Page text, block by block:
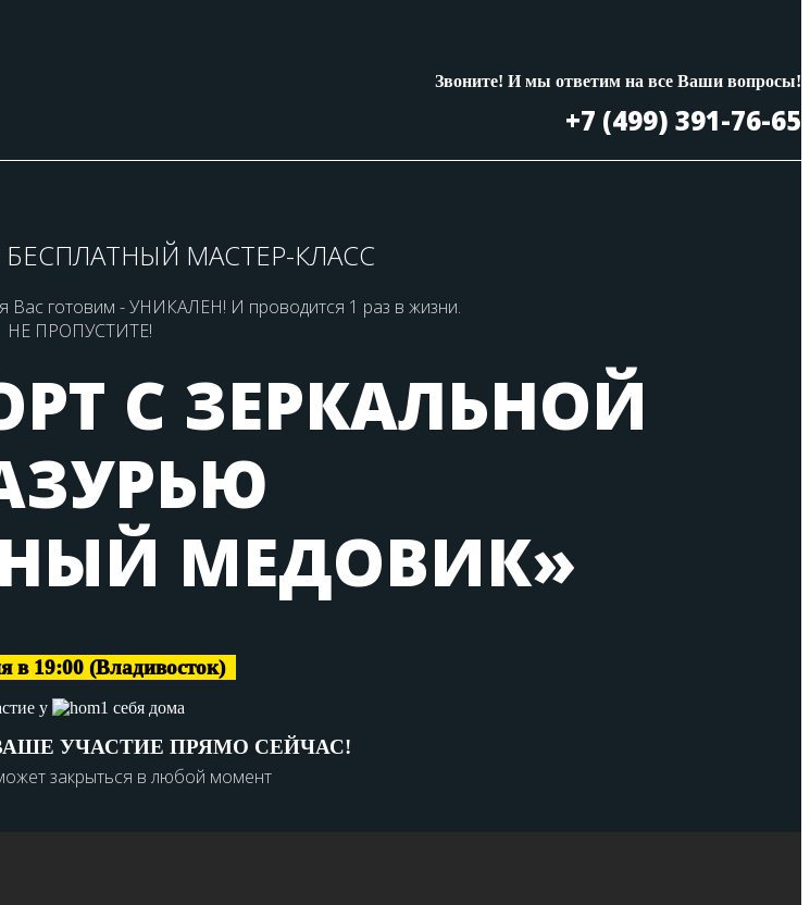
Звоните! И мы ответим на все Ваши вопросы!
+7 (499) 391-76-65
МАСТЕР-КЛАСС
Вас готовим - УНИКАЛЕН! И проводится 1 раз в жизни.
НЕ ПРОПУСТИТE!
С ЗЕРКАЛЬНОЙ
МЕДОВИК»
в 19:00 (Владивосток)
у себя дома
УЧАСТИЕ ПРЯМО СЕЙЧАС!
закрыться в любой момент